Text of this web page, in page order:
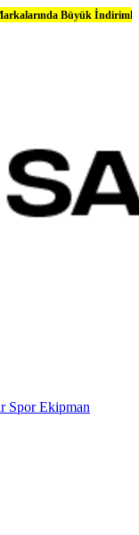
Büyük İndirimler
Spor Ekipman